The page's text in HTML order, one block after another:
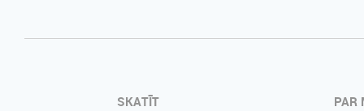
SKATĪT PAR